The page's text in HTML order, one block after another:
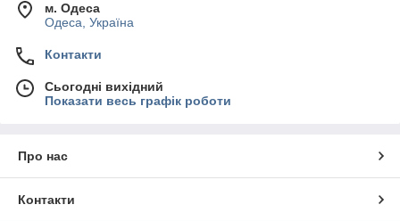
м. Одеса
Одеса, Україна
Контакти
Сьогодні вихідний
Показати весь графік роботи
Про нас
Контакти